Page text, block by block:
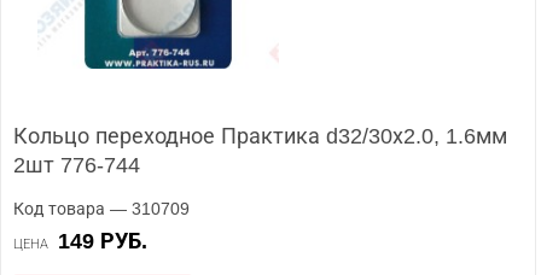
Кольцо переходное Практика d32/30х2.0, 1.6мм
2шт 776-744
Код товара — 310709
ЦЕНА 149 РУБ.